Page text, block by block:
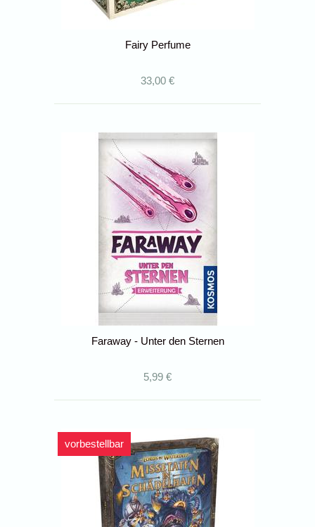
Fairy Perfume
33,00 €
Faraway - Unter den Sternen
5,99 €
vorbestellbar